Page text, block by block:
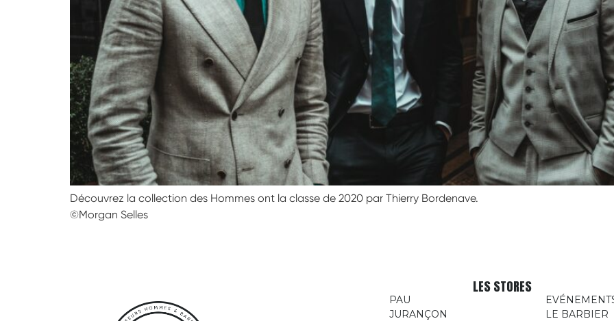
Découvrez la collection des Hommes ont la classe de 2020 par Thierry Bordenave.
©Morgan Selles
LES STORES
PAU
JURANÇON
LE BARBIER